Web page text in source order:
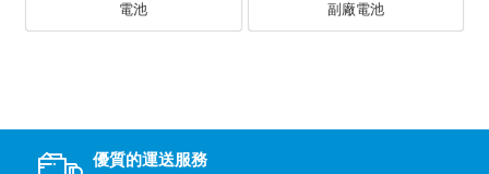
電池
副廠電池
優質的運送服務